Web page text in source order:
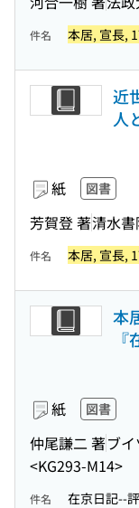
件名 本居, 宣長,
近
人
紙 図書
芳賀登 著清水
件名 本居, 宣長,
本
紙 図書
仲尾謙二 著ブ
<KG293-M14>
件名 在京日記--